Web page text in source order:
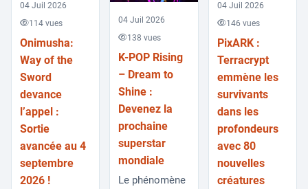
04 Juil 2026
114 vues
Onimusha:
Way of the
Sword
devance
l’appel :
Sortie
avancée au 4
septembre
2026 !
04 Juil 2026
138 vues
K-POP Rising
– Dream to
Shine :
Devenez la
prochaine
superstar
mondiale
Le phénomène
04 Juil 2026
146 vues
PixARK :
Terracrypt
emmène les
survivants
dans les
profondeurs
avec 80
nouvelles
créatures